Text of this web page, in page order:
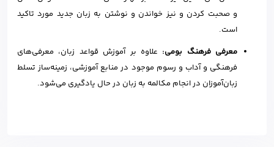
و صحبت کردن و نیز خواندن و نوشتن به زبان جدید مورد تاکید
است.
معرفی فرهنگ بومی: علاوه بر آموزش قواعد زبان، معرفی‌های
فرهنگی و آداب و رسوم موجود در منابع آموزشی، زمینه‌ساز تسلط
زبان‌آموزان در انجام مکالمه به زبان در حال یادگیری می‌شود.